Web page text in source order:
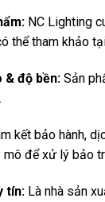
NC Lighting
thể tham khảo
& độ bền:Sản
kết bảo hành,
để xử lý bảo
tín:Là nhà sản